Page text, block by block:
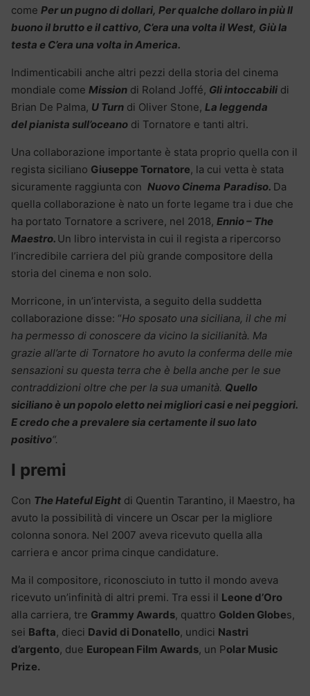
come Per un pugno di dollari, Per qualche dollaro in più Il
buono il brutto e il cattivo, C’era una volta il West, Giù la
testa e C’era una volta in America.
Indimenticabili anche altri pezzi della storia del cinema
mondiale come Mission di Roland Joffé, Gli intoccabili di
Brian De Palma, U Turn di Oliver Stone, La leggenda
del pianista sull’oceano di Tornatore e tanti altri.
Una collaborazione importante è stata proprio quella con il
regista siciliano Giuseppe Tornatore, la cui vetta è stata
sicuramente raggiunta con Nuovo Cinema Paradiso. Da
quella collaborazione è nato un forte legame tra i due che
ha portato Tornatore a scrivere, nel 2018, Ennio – The
Maestro. Un libro intervista in cui il regista a ripercorso
l’incredibile carriera del più grande compositore della
storia del cinema e non solo.
Morricone, in un’intervista, a seguito della suddetta
collaborazione disse: “Ho sposato una siciliana, il che mi
ha permesso di conoscere da vicino la sicilianità. Ma
grazie all’arte di Tornatore ho avuto la conferma delle mie
sensazioni su questa terra che è bella anche per le sue
contraddizioni oltre che per la sua umanità. Quello
siciliano è un popolo eletto nei migliori casi e nei peggiori.
E credo che a prevalere sia certamente il suo lato
positivo“.
I premi
Con The Hateful Eight di Quentin Tarantino, il Maestro, ha
avuto la possibilità di vincere un Oscar per la migliore
colonna sonora. Nel 2007 aveva ricevuto quella alla
carriera e ancor prima cinque candidature.
Ma il compositore, riconosciuto in tutto il mondo aveva
ricevuto un’infinità di altri premi. Tra essi il Leone d’Oro
alla carriera, tre Grammy Awards, quattro Golden Globes,
sei Bafta, dieci David di Donatello, undici Nastri
d’argento, due European Film Awards, un Polar Music
Prize.